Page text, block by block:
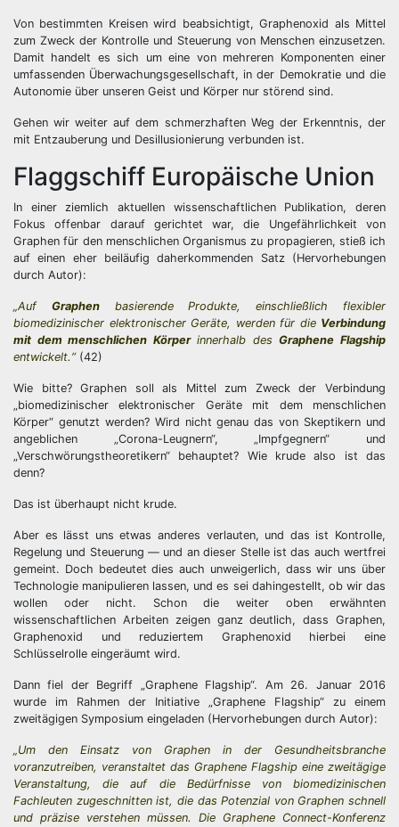
Von bestimmten Kreisen wird beabsichtigt, Graphenoxid als Mittel
zum Zweck der Kontrolle und Steuerung von Menschen einzusetzen.
Damit handelt es sich um eine von mehreren Komponenten einer
umfassenden Überwachungsgesellschaft, in der Demokratie und die
Autonomie über unseren Geist und Körper nur störend sind.
Gehen wir weiter auf dem schmerzhaften Weg der Erkenntnis, der
mit Entzauberung und Desillusionierung verbunden ist.
Flaggschiff Europäische Union
In einer ziemlich aktuellen wissenschaftlichen Publikation, deren
Fokus offenbar darauf gerichtet war, die Ungefährlichkeit von
Graphen für den menschlichen Organismus zu propagieren, stieß ich
auf einen eher beiläufig daherkommenden Satz (Hervorhebungen
durch Autor):
„Auf Graphenbasierende Produkte, einschließlich flexibler
biomedizinischer elektronischer Geräte, werden für die Verbindung
mit dem menschlichen Körperinnerhalb desGraphene Flagship
entwickelt.“ (42)
Wie bitte? Graphen soll als Mittel zum Zweck der Verbindung
„biomedizinischer elektronischer Geräte mit dem menschlichen
Körper“ genutzt werden? Wird nicht genau das von Skeptikern und
angeblichen „Corona-Leugnern“, „Impfgegnern“ und
„Verschwörungstheoretikern“ behauptet? Wie krude also ist das
denn?
Das ist überhaupt nicht krude.
Aber es lässt uns etwas anderes verlauten, und das ist Kontrolle,
Regelung und Steuerung — und an dieser Stelle ist das auch wertfrei
gemeint. Doch bedeutet dies auch unweigerlich, dass wir uns über
Technologie manipulieren lassen, und es sei dahingestellt, ob wir das
wollen oder nicht. Schon die weiter oben erwähnten
wissenschaftlichen Arbeiten zeigen ganz deutlich, dass Graphen,
Graphenoxid und reduziertem Graphenoxid hierbei eine
Schlüsselrolle eingeräumt wird.
Dann fiel der Begriff „Graphene Flagship“. Am 26. Januar 2016
wurde im Rahmen der Initiative „Graphene Flagship“ zu einem
zweitägigen Symposium eingeladen (Hervorhebungen durch Autor):
„Um den Einsatz von Graphen in der Gesundheitsbranche
voranzutreiben, veranstaltet das Graphene Flagship eine zweitägige
Veranstaltung, die auf die Bedürfnisse von biomedizinischen
Fachleuten zugeschnitten ist, die das Potenzial von Graphen schnell
und präzise verstehen müssen. Die Graphene Connect-Konferenz